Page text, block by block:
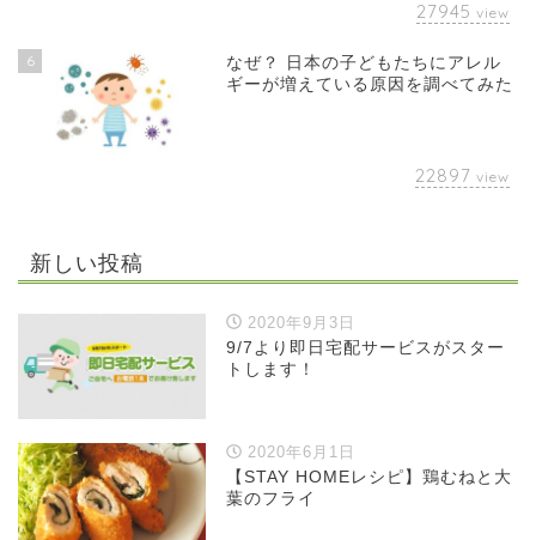
27945 view
6
なぜ？ 日本の子どもたちにアレル
ギーが増えている原因を調べてみた
22897 view
新しい投稿
2020年9月3日
9/7より即日宅配サービスがスター
トします！
2020年6月1日
【STAY HOMEレシピ】鶏むねと大
葉のフライ